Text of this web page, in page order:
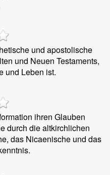
und apostolische
und Neuen Testaments,
und Leben ist.
ihren Glauben
durch die altkirchlichen
das Nicaenische und das